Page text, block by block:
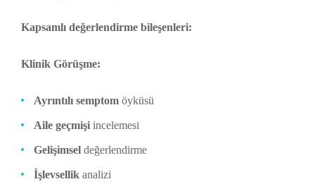
Kapsamlı değerlendirme bileşenleri:
Klinik Görüşme:
Ayrıntılı semptom öyküsü
Aile geçmişi incelemesi
Gelişimsel değerlendirme
İşlevsellik analizi